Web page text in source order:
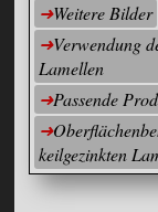
Weitere Bilder
Verwendung
Lamellen
Passende
keilgezinkten